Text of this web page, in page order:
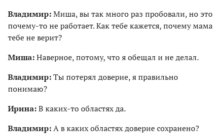
Владимир:Миша, вы так много раз пробовали, но это
почему-то не работает. Как тебе кажется, почему мама
тебе не верит?
Миша:Наверное, потому, что я обе­щал и не делал.
Владимир:Ты потерял доверие, я правильно
понимаю?
Ирина:В каких-то областях да.
Владимир:А в каких областях доверие сохранено?